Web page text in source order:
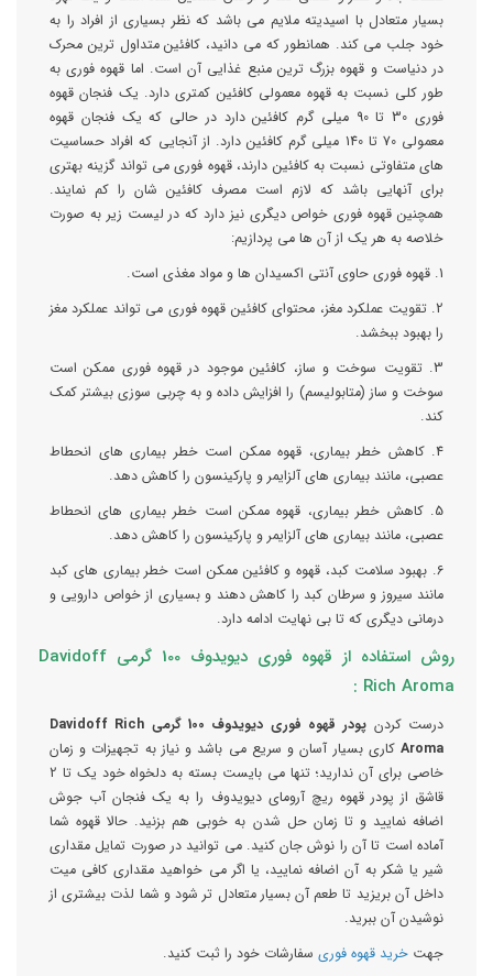
بسیار متعادل با اسیدیته ملایم می باشد که نظر بسیاری از افراد را به
خود جلب می کند. همانطور که می دانید، کافئین متداول ترین محرک
در دنیاست و قهوه بزرگ ترین منبع غذایی آن است. اما قهوه فوری به
طور کلی نسبت به قهوه معمولی کافئین کمتری دارد. یک فنجان قهوه
فوری 30 تا 90 میلی گرم کافئین دارد در حالی که یک فنجان قهوه
معمولی 70 تا 140 میلی گرم کافئین دارد. از آنجایی که افراد حساسیت
های متفاوتی نسبت به کافئین دارند، قهوه فوری می تواند گزینه بهتری
برای آنهایی باشد که لازم است مصرف کافئین شان را کم نمایند.
همچنین قهوه فوری خواص دیگری نیز دارد که در لیست زیر به صورت
خلاصه به هر یک از آن ها می پردازیم:
1. قهوه فوری حاوی آنتی اکسیدان ها و مواد مغذی است.
2. تقویت عملکرد مغز، محتوای کافئین قهوه فوری می تواند عملکرد مغز
را بهبود ببخشد.
3. تقویت سوخت و ساز، کافئین موجود در قهوه فوری ممکن است
سوخت و ساز (متابولیسم) را افزایش داده و به چربی سوزی بیشتر کمک
کند.
4. کاهش خطر بیماری، قهوه ممکن است خطر بیماری های انحطاط
عصبی، مانند بیماری های آلزایمر و پارکینسون را کاهش دهد.
5. کاهش خطر بیماری، قهوه ممکن است خطر بیماری های انحطاط
عصبی، مانند بیماری های آلزایمر و پارکینسون را کاهش دهد.
6. بهبود سلامت کبد، قهوه و کافئین ممکن است خطر بیماری های کبد
مانند سیروز و سرطان کبد را کاهش دهند و بسیاری از خواص دارویی و
درمانی دیگری که تا بی نهایت ادامه دارد.
روش استفاده از قهوه فوری دیویدوف 100 گرمی Davidoff
Rich Aroma :
درست کردن
پودر قهوه فوری دیویدوف 100 گرمی Davidoff Rich
Aroma کاری بسیار آسان و سریع می باشد و نیاز به تجهیزات و زمان
خاصی برای آن ندارید؛ تنها می بایست بسته به دلخواه خود یک تا 2
قاشق از پودر قهوه ریچ آرومای دیویدوف را به یک فنجان آب جوش
اضافه نمایید و تا زمان حل شدن به خوبی هم بزنید. حالا قهوه شما
آماده است تا آن را نوش جان کنید. می توانید در صورت تمایل مقداری
شیر یا شکر به آن اضافه نمایید، یا اگر می خواهید مقداری کافی میت
داخل آن بریزید تا طعم آن بسیار متعادل تر شود و شما لذت بیشتری از
نوشیدن آن ببرید.
جهت خرید قهوه فوری سفارشات خود را ثبت کنید.